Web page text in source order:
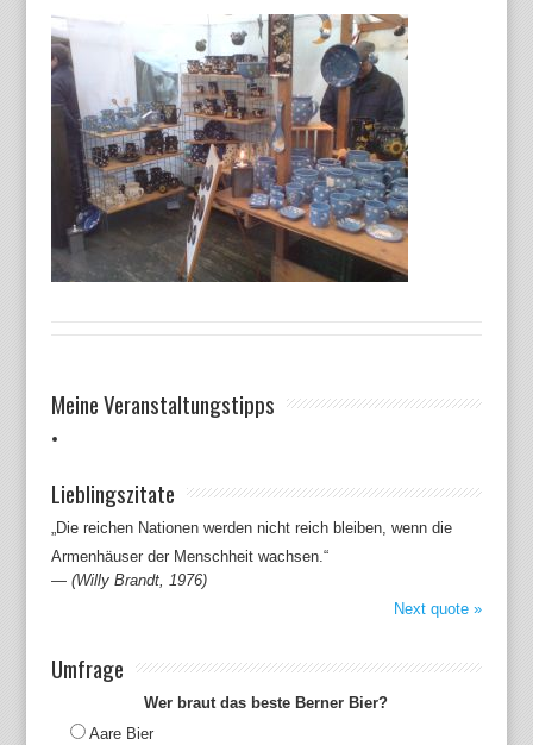
Meine Veranstaltungstipps
Lieblingszitate
„Die reichen Nationen werden nicht reich bleiben, wenn die
Armenhäuser der Menschheit wachsen.“
— (Willy Brandt, 1976)
Next quote »
Umfrage
Wer braut das beste Berner Bier?
Aare Bier